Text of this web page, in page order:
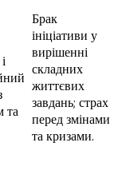
та
Брак
ініціативи у
вирішенні
складних
життєвих
завдань; страх
перед змінами
та кризами.